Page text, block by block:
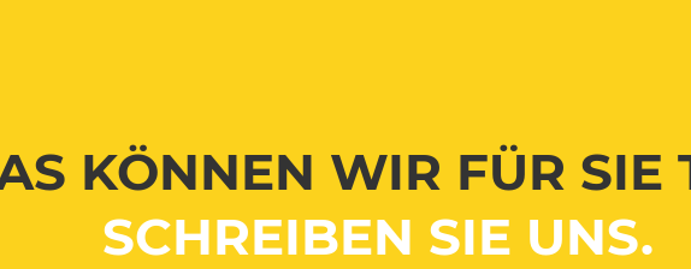
KÖNNEN WIR FÜR SIE
SCHREIBEN SIE UNS.